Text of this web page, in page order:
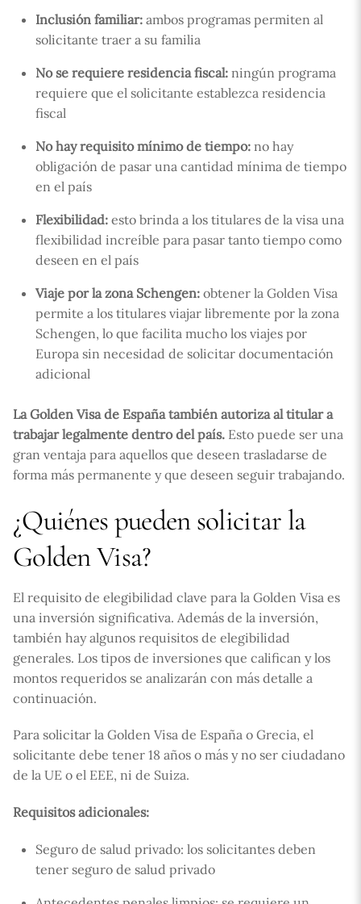
Inclusión familiar: ambos programas permiten al
solicitante traer a su familia
No se requiere residencia fiscal: ningún programa
requiere que el solicitante establezca residencia
fiscal
No hay requisito mínimo de tiempo: no hay
obligación de pasar una cantidad mínima de tiempo
en el país
Flexibilidad: esto brinda a los titulares de la visa una
flexibilidad increíble para pasar tanto tiempo como
deseen en el país
Viaje por la zona Schengen: obtener la Golden Visa
permite a los titulares viajar libremente por la zona
Schengen, lo que facilita mucho los viajes por
Europa sin necesidad de solicitar documentación
adicional
La Golden Visa de España también autoriza al titular a
trabajar legalmente dentro del país. Esto puede ser una
gran ventaja para aquellos que deseen trasladarse de
forma más permanente y que deseen seguir trabajando.
¿Quiénes pueden solicitar la
Golden Visa?
El requisito de elegibilidad clave para la Golden Visa es
una inversión significativa. Además de la inversión,
también hay algunos requisitos de elegibilidad
generales. Los tipos de inversiones que califican y los
montos requeridos se analizarán con más detalle a
continuación.
Para solicitar la Golden Visa de España o Grecia, el
solicitante debe tener 18 años o más y no ser ciudadano
de la UE o el EEE, ni de Suiza.
Requisitos adicionales:
Seguro de salud privado: los solicitantes deben
tener seguro de salud privado